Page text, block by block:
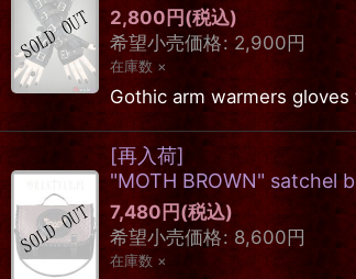
2,800 円 (税込)
希望小売価格: 2,900 円
在庫数 ×
Gothic arm warmers gloves
[再入荷]
"MOTH BROWN" satchel
7,480 円 (税込)
希望小売価格: 8,600 円
在庫数 ×